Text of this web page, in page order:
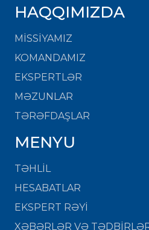
HAQQIMIZDA
MISSIYAMIZ
KOMANDAMIZ
EKSPERTLƏR
MƏZUNLAR
TƏRƏFDAŞLAR
MENYU
TƏHLİL
HESABATLAR
EKSPERT RƏYİ
XƏBƏRLƏR VƏ